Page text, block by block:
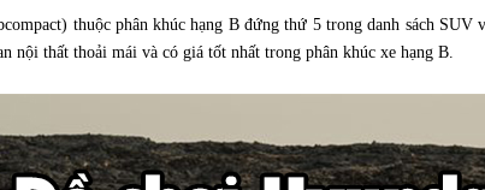
thuộc phân khúc hạng B đứng thứ 5 trong danh sách
nội thất thoải mái và có giá tốt nhất trong phân khúc xe hạng B.